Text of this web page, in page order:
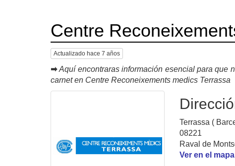
Centre
Actualizado hace 7 años
➡ Aquí encontraras información esencial para que
carnet en Centre Reconeixements medics Terrassa
Terrassa (
08221
Raval de
Ver en el mapa